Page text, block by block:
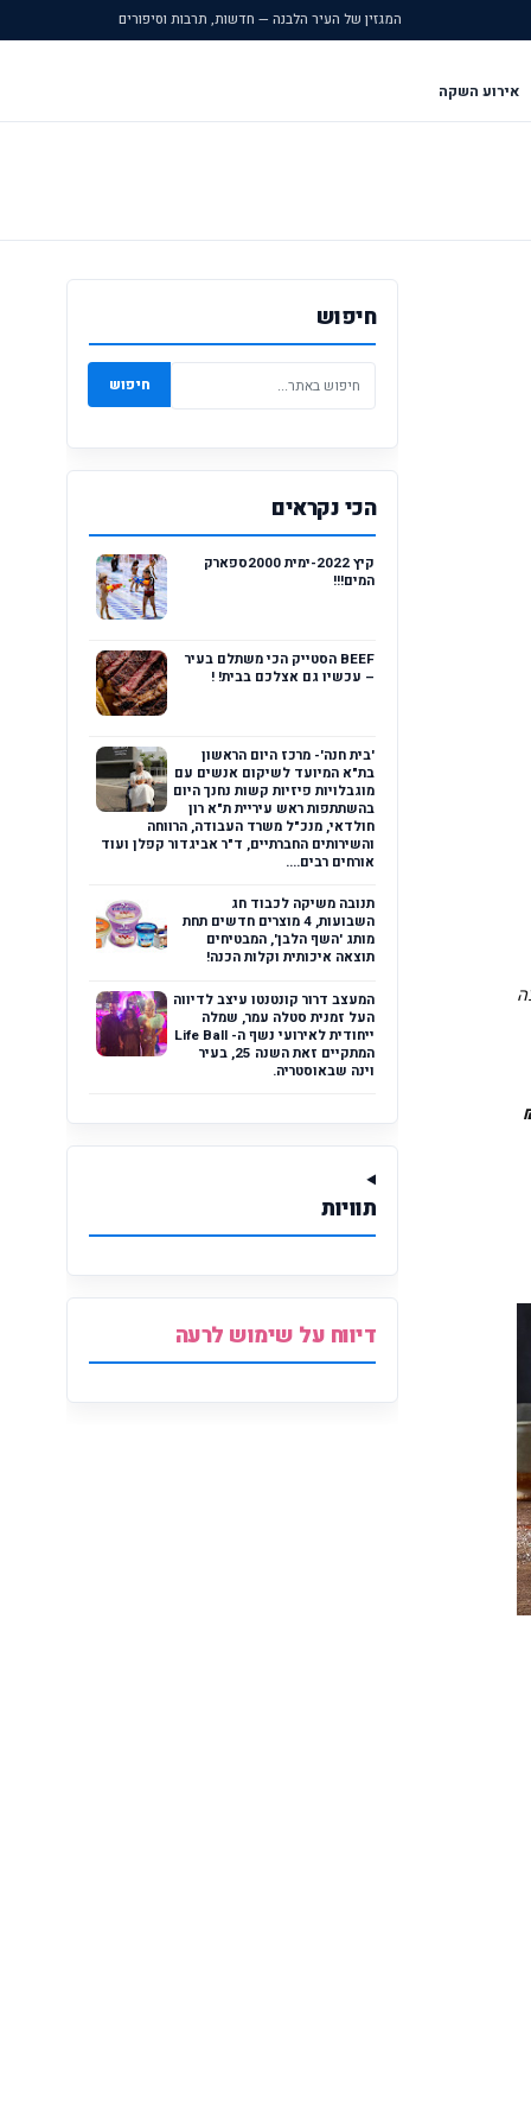
המגזין של העיר הלבנה — חדשות, תרבות וסיפורים
אירוע השקה
+ משפחתית קלאסית ב- 62 ₪
חיפוש
חיפוש
הכי נקראים
קיץ 2022-ימית 2000ספארק
המים!!!
BEEF הסטייק הכי משתלם בעיר
– עכשיו גם אצלכם בבית! !
'בית חנה'- מרכז היום הראשון
בת"א המיועד לשיקום אנשים עם
מוגבלויות פיזיות קשות נחנך היום
בהשתתפות ראש עיריית ת"א רון
חולדאי, מנכ"ל משרד העבודה, הרווחה
והשירותים החברתיים, ד"ר אביגדור קפלן ועוד
אורחים רבים....
תנובה משיקה לכבוד חג
השבועות, 4 מוצרים חדשים תחת
מותג 'השף הלבן', המבטיחים
תוצאה איכותית וקלות הכנה!
המעצב דרור קונטנטו עיצב לדיווה
העל זמנית סטלה עמר, שמלה
ייחודית לאירועי נשף ה- Life Ball
המתקיים זאת השנה 25, בעיר
וינה שבאוסטריה.
תוויות
דיווח על שימוש לרעה